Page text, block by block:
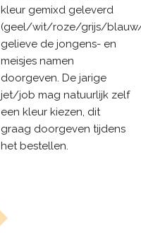
kleur gemixd geleverd
(geel/wit/roze/grijs/
gelieve de jongens- en
meisjes namen
doorgeven. De jarige
jet/job mag natuurlijk zelf
een kleur kiezen, dit
graag doorgeven tijdens
het bestellen.